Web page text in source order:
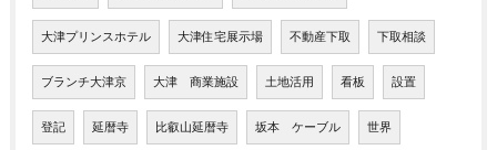
大津プリンスホテル 大津住宅展示場 不動産下取 下取相談
ブランチ大津京 大津 商業施設 土地活用 看板 設置
登記 延暦寺 比叡山延暦寺 坂本 ケーブル 世界